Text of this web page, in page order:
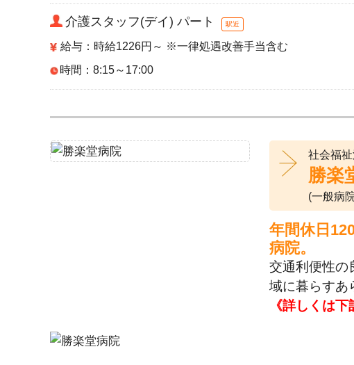
介護スタッフ(デイ) パート 駅近
給与：時給1226円～ ※一律処遇改善手当含む
時間：8:15～17:00
社会福
勝楽
(一般病
年間休日
病院。
交通利便性の
域に暮らすあ
《詳しくは